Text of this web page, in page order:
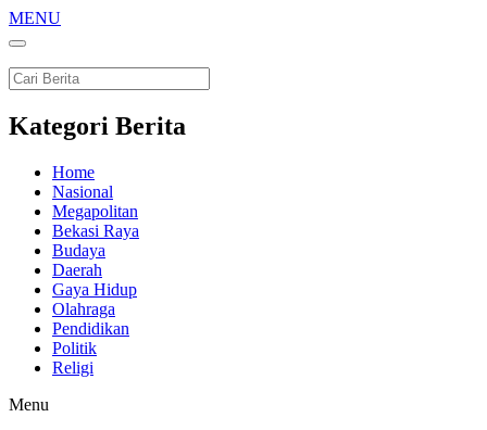
MENU
Kategori Berita
Home
Nasional
Megapolitan
Bekasi Raya
Budaya
Daerah
Gaya Hidup
Olahraga
Pendidikan
Politik
Religi
Menu